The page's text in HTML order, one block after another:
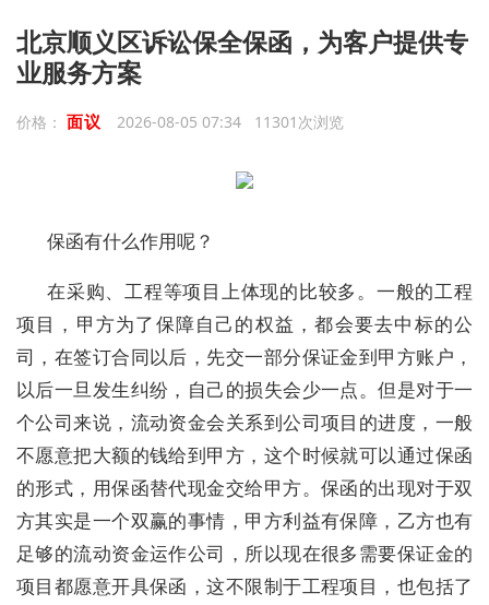
北京顺义区诉讼保全保函，为客户提供专
业服务方案
价格： 面议 2026-08-05 07:34 11301次浏览
保函有什么作用呢？
在采购、工程等项目上体现的比较多。一般的工程
项目，甲方为了保障自己的权益，都会要去中标的公
司，在签订合同以后，先交一部分保证金到甲方账户，
以后一旦发生纠纷，自己的损失会少一点。但是对于一
个公司来说，流动资金会关系到公司项目的进度，一般
不愿意把大额的钱给到甲方，这个时候就可以通过保函
的形式，用保函替代现金交给甲方。保函的出现对于双
方其实是一个双赢的事情，甲方利益有保障，乙方也有
足够的流动资金运作公司，所以现在很多需要保证金的
项目都愿意开具保函，这不限制于工程项目，也包括了